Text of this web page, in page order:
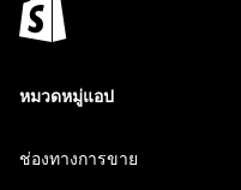
หมวดหมู่แอป
ช่องทางการขาย